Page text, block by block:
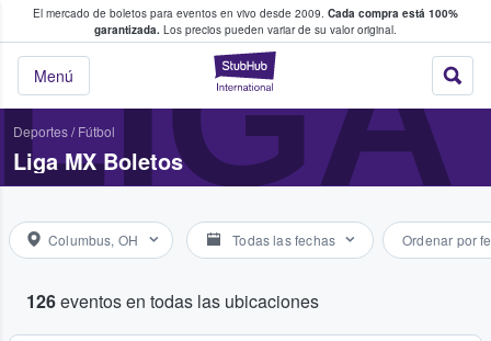
El mercado de boletos para eventos en vivo desde 2009. Cada compra está 100%
garantizada. Los precios pueden variar de su valor original.
StubHub: donde
Menú
fans compran y venden boletos
Deportes/ Fútbol
Liga MX Boletos
Columbus, OH Todas las fechas Ordenar por
126eventos en todas las ubicaciones